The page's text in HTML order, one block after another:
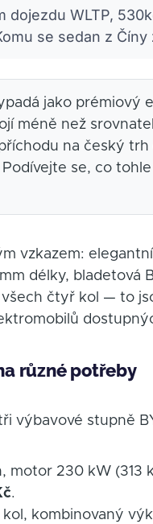
dojezdu WLTP,
se sedan z
jako prémiový
méně než
na český
se, co
vzkazem:
délky, bladetová
čtyř kol — to
různé potřeby
výbavové stupně
motor 230 kW (313
.
kombinovaný